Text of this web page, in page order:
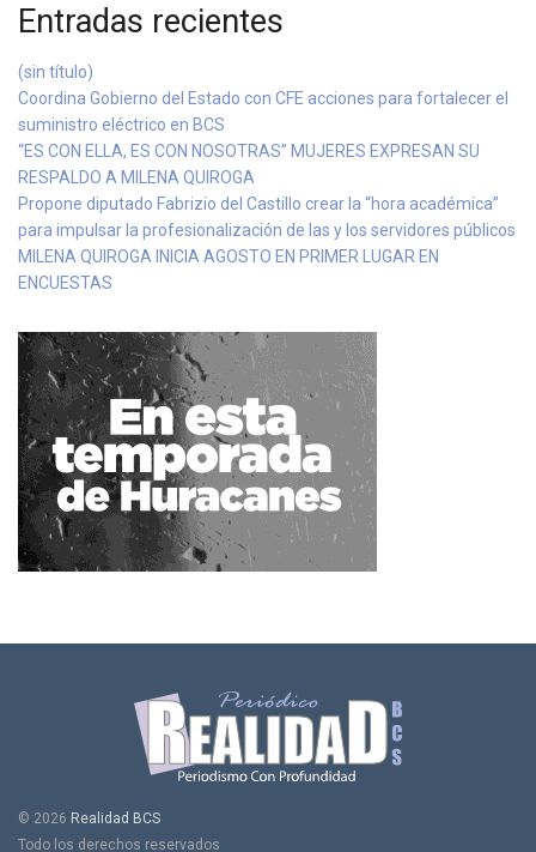
Entradas recientes
(sin título)
Coordina Gobierno del Estado con CFE acciones para fortalecer el
suministro eléctrico en BCS
“ES CON ELLA, ES CON NOSOTRAS” MUJERES EXPRESAN SU
RESPALDO A MILENA QUIROGA
Propone diputado Fabrizio del Castillo crear la “hora académica”
para impulsar la profesionalización de las y los servidores públicos
MILENA QUIROGA INICIA AGOSTO EN PRIMER LUGAR EN
ENCUESTAS
© 2026 Realidad BCS
Todo los derechos reservados